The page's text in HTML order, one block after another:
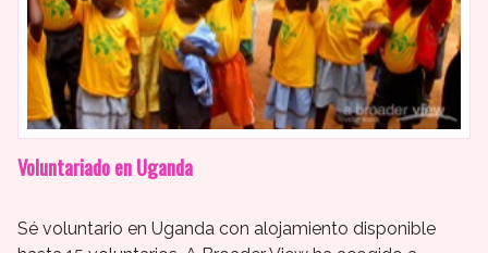
Voluntariado en Uganda
Sé voluntario en Uganda con alojamiento disponible